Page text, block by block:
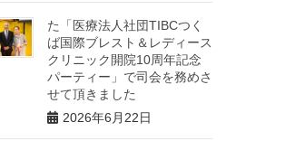
た「医療法人社団TIBCつく
ば国際ブレスト＆レディース
クリニック開院10周年記念
パーティー」で司会を務めさ
せて頂きました
2026年6月22日